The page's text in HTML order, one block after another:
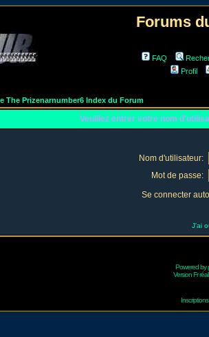
Forums
FAQ
Profil
The Prizenarnumber6 Index du Forum
Veuillez entrer votre nom
Nom d'utilisateur:
Mot de passe:
Se connecter
J'ai
Powered by
Version Fr